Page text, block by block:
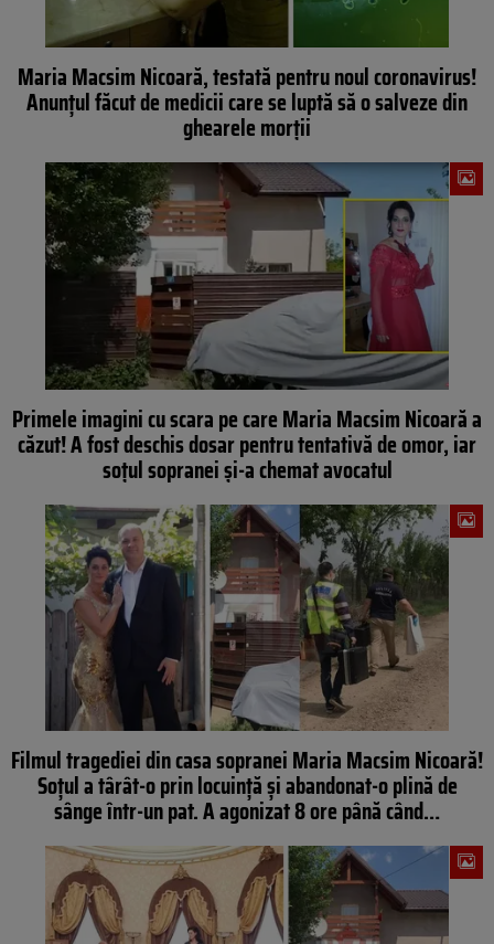
Maria Macsim Nicoară, testată pentru noul coronavirus!
Anunțul făcut de medicii care se luptă să o salveze din
ghearele morții
Primele imagini cu scara pe care Maria Macsim Nicoară a
căzut! A fost deschis dosar pentru tentativă de omor, iar
soțul sopranei și-a chemat avocatul
Filmul tragediei din casa sopranei Maria Macsim Nicoară!
Soțul a târât-o prin locuință și abandonat-o plină de
sânge într-un pat. A agonizat 8 ore până când…